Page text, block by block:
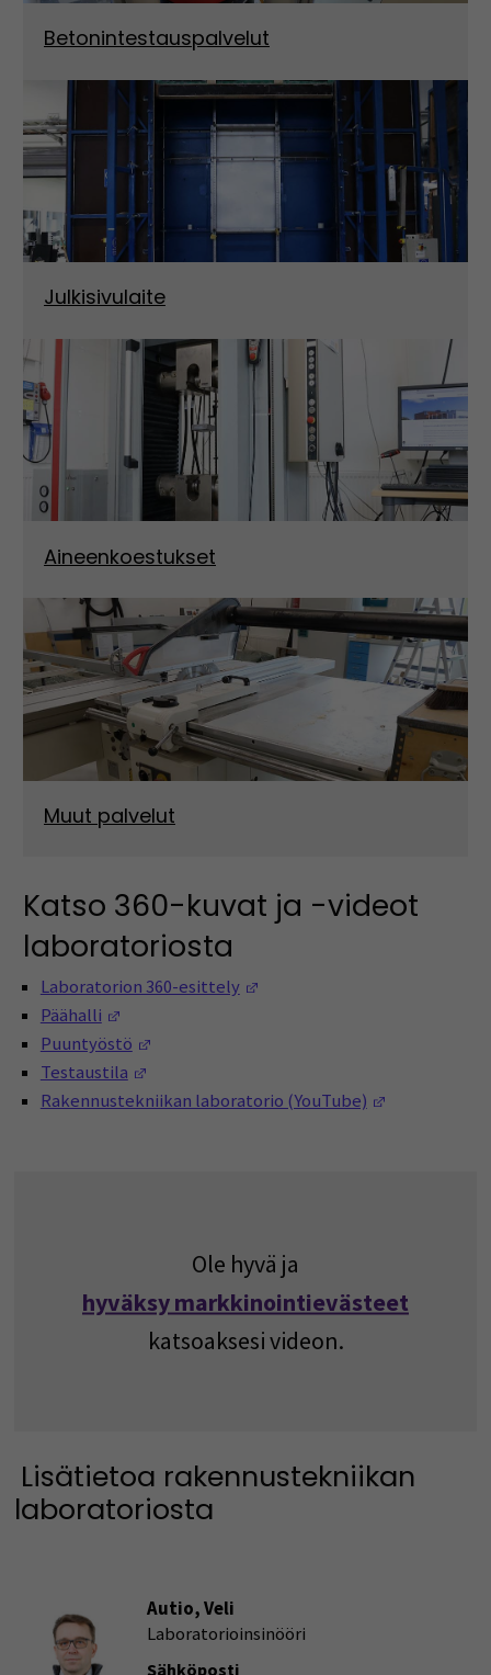
Betonintestauspalvelut
Julkisivulaite
Aineenkoestukset
Muut palvelut
Katso 360-kuvat ja -videot
laboratoriosta
Laboratorion 360-esittely
Päähalli
Puuntyöstö
Testaustila
Rakennustekniikan laboratorio (YouTube)
Ole hyvä ja
hyväksy markkinointievästeet
katsoaksesi videon.
Lisätietoa rakennustekniikan
laboratoriosta
Autio, Veli
Laboratorioinsinööri
Sähköposti